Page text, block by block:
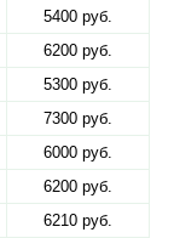
5400 руб.
6200 руб.
5300 руб.
7300 руб.
6000 руб.
6200 руб.
6210 руб.